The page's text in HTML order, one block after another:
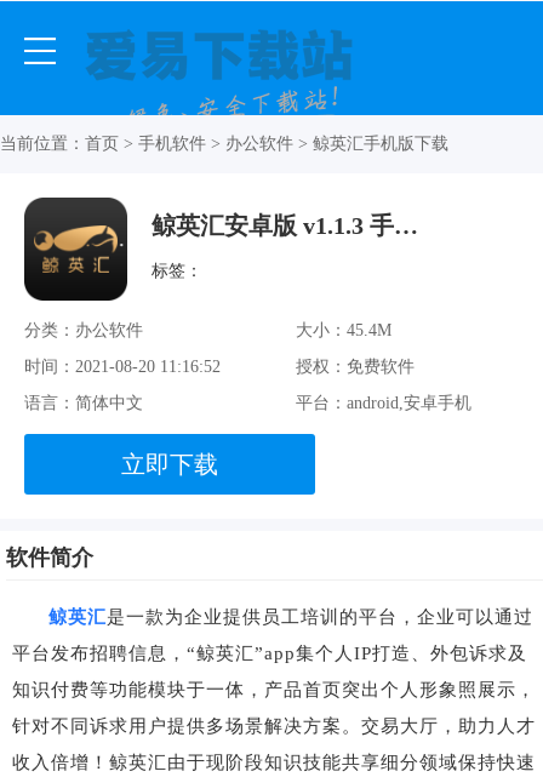
当前位置： 首页 > 手机软件 > 办公软件 > 鲸英汇手机版下载
鲸英汇安卓版 v1.1.3 手机免费版
标签：
分类：办公软件
大小：45.4M
时间：2021-08-20 11:16:52
授权：免费软件
语言：简体中文
平台：android,安卓手机
立即下载
软件简介
鲸英汇是一款为企业提供员工培训的平台，企业可以通过
平台发布招聘信息，“鲸英汇”app集个人IP打造、外包诉求及
知识付费等功能模块于一体，产品首页突出个人形象照展示，
针对不同诉求用户提供多场景解决方案。交易大厅，助力人才
收入倍增！鲸英汇由于现阶段知识技能共享细分领域保持快速